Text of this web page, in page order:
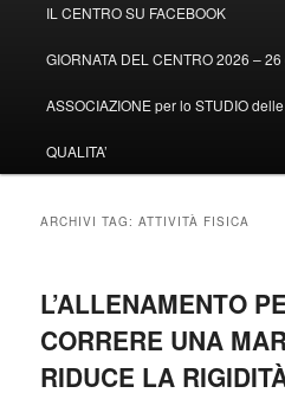
al
contenuto
al
contenuto
IL CENTRO SU FACEBOOK
GIORNATA DEL CENTRO 2026 –
ASSOCIAZIONE per lo STUDIO
QUALITA’
ARCHIVI TAG:ATTIVITÀ FISICA
L’ALLENAMENTO
CORRERE UNA
RIDUCE LA